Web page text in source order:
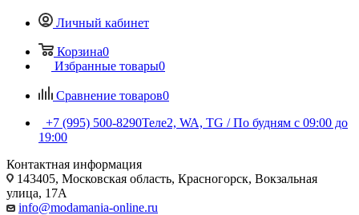
Личный кабинет
Корзина0
Избранные товары0
Сравнение товаров0
+7 (995) 500-8290Теле2, WA, TG / По будням c 09:00 до
19:00
Контактная информация
143405, Московская область, Красногорск, Вокзальная
улица, 17А
info@modamania-online.ru